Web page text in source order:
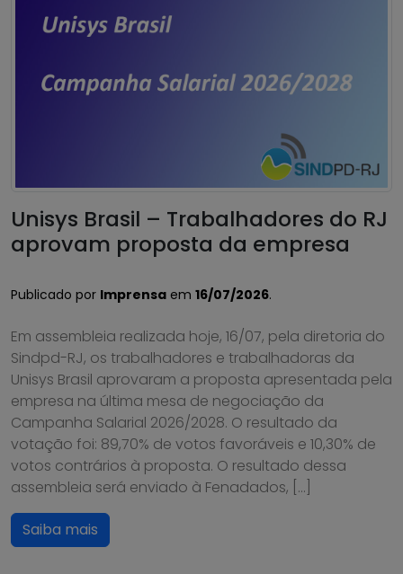
Unisys Brasil – Trabalhadores do RJ
aprovam proposta da empresa
Publicado por Imprensa em 16/07/2026.
Em assembleia realizada hoje, 16/07, pela diretoria do
Sindpd-RJ, os trabalhadores e trabalhadoras da
Unisys Brasil aprovaram a proposta apresentada pela
empresa na última mesa de negociação da
Campanha Salarial 2026/2028. O resultado da
votação foi: 89,70% de votos favoráveis e 10,30% de
votos contrários à proposta. O resultado dessa
assembleia será enviado à Fenadados, […]
Saiba mais